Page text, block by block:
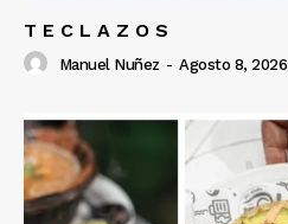
T E C L A Z O S
Manuel Nuñez - Agosto 8, 2026